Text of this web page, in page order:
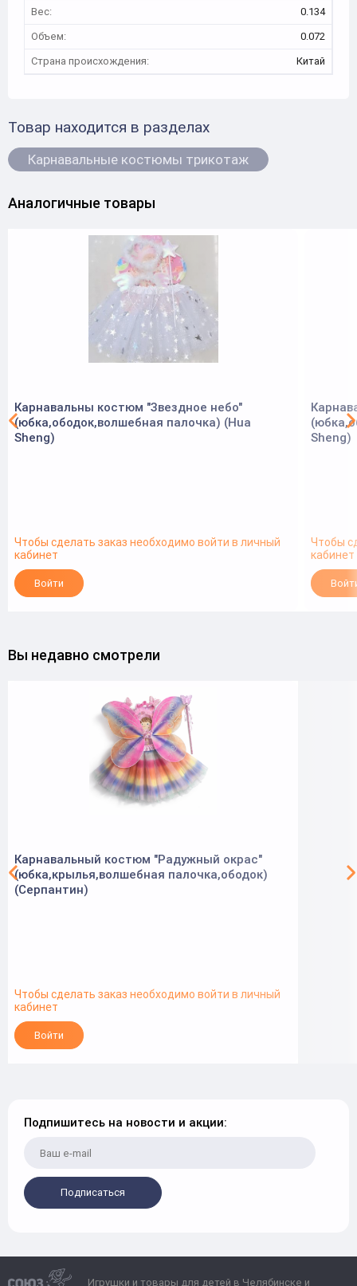
Вес:
0.134
Объем:
0.072
Страна происхождения:
Китай
Товар находится в разделах
Карнавальные костюмы трикотаж
Аналогичные товары
Карнавальны костюм "Звездное небо"
(юбка,ободок,волшебная палочка) (Hua
Sheng)
Чтобы сделать заказ необходимо войти в личный
кабинет
Войти
Sheng)
Чтобы
кабинет
Вы недавно смотрели
Карнавальный костюм "Радужный окрас"
(юбка,крылья,волшебная палочка,ободок)
(Серпантин)
Чтобы сделать заказ необходимо войти в личный
кабинет
Войти
Подпишитесь на новости и акции:
Подписаться
Игрушки и товары для детей в Челябинске и